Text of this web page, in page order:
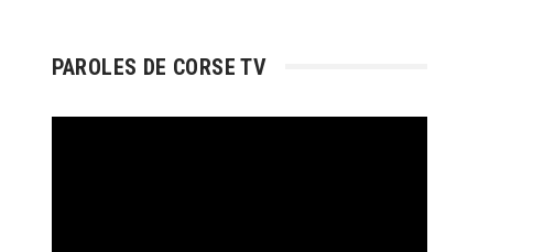
PAROLES DE CORSE TV